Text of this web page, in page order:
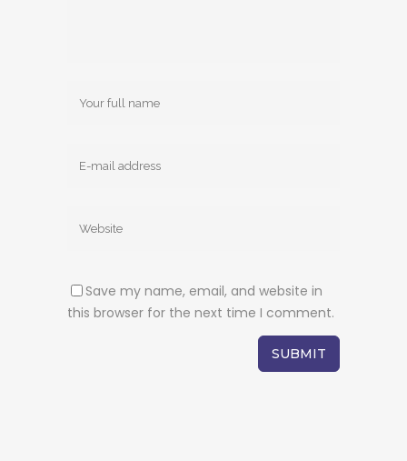
Save my name, email, and website in
this browser for the next time I comment.